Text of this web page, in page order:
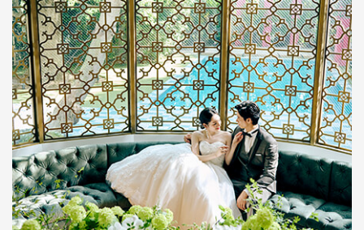
Bridal Fair
follow us
Facebook Wedding Restaurant Youtube